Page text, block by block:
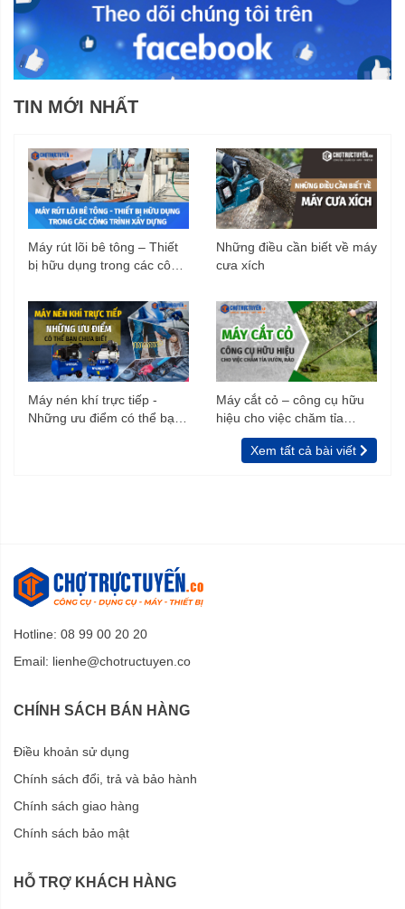
TIN MỚI NHẤT
Máy rút lõi bê tông – Thiết
bị hữu dụng trong các công
Những điều cần biết về máy
cưa xích
Máy nén khí trực tiếp -
Những ưu điểm có thể bạn
Máy cắt cỏ – công cụ hữu
hiệu cho việc chăm tỉa
vườn, rào
Xem tất cả bài viết
Hotline: 08 99 00 20 20
Email: lienhe@chotructuyen.co
CHÍNH SÁCH BÁN HÀNG
Điều khoản sử dụng
Chính sách đổi, trả và bảo hành
Chính sách giao hàng
Chính sách bảo mật
HỖ TRỢ KHÁCH HÀNG